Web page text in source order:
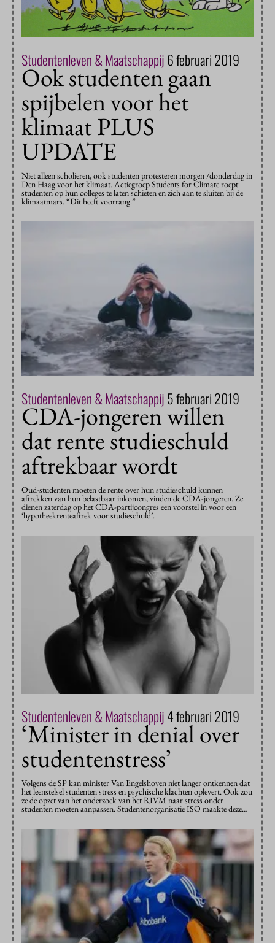
Studentenleven & Maatschappij6 februari 2019
Ook studenten gaan
spijbelen voor het
klimaat PLUS
UPDATE
Niet alleen scholieren, ook studenten protesteren morgen /donderdag in
Den Haag voor het klimaat. Actiegroep Students for Climate roept
studenten op hun colleges te laten schieten en zich aan te sluiten bij de
klimaatmars. “Dit heeft voorrang.”
Studentenleven & Maatschappij5 februari 2019
CDA-jongeren willen
dat rente studieschuld
aftrekbaar wordt
Oud-studenten moeten de rente over hun studieschuld kunnen
aftrekken van hun belastbaar inkomen, vinden de CDA-jongeren. Ze
dienen zaterdag op het CDA-partijcongres een voorstel in voor een
‘hypotheekrenteaftrek voor studieschuld’.
Studentenleven & Maatschappij4 februari 2019
‘Minister in denial over
studentenstress’
Volgens de SP kan minister Van Engelshoven niet langer ontkennen dat
het leenstelsel studenten stress en psychische klachten oplevert. Ook zou
ze de opzet van het onderzoek van het RIVM naar stress onder
studenten moeten aanpassen. Studentenorganisatie ISO maakte deze…